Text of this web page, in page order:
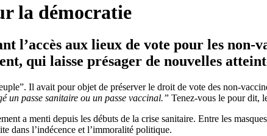
la démocratie
l’accès aux lieux de vote pour les non-
qui laisse présager de nouvelles
Il avait pour objet de préserver le droit de vote des non-
un passe sanitaire ou un passe vaccinal.”Tenez-vous le pour dit,
a menti depuis les débuts de la crise sanitaire. Entre les
dans l’indécence et l’immoralité politique.